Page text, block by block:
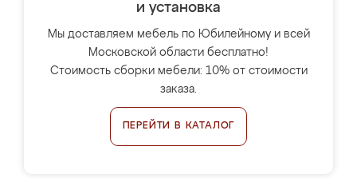
и установка
Мы доставляем мебель по Юбилейному и всей
Московской области бесплатно!
Стоимость сборки мебели: 10% от стоимости
заказа.
ПЕРЕЙТИ В КАТАЛОГ